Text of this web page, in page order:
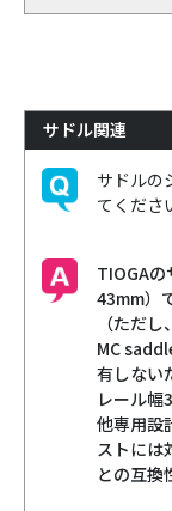
サドル関連
サドルの
てくださ
TIOGAの
43mm）
（ただ
MC
有しない
レール幅
他専用設
ストには
との互換